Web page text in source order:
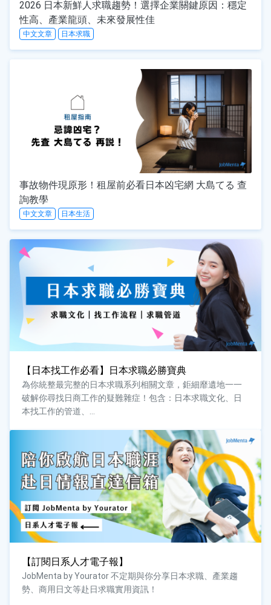
2026 日本新鮮人求職趨勢！選擇企業關鍵原因：穩定
性高、產業龍頭、未來發展性佳
中文文章 日本求職
事故物件現原形！租屋前必看日本凶宅網 大島てる 查
詢教學
中文文章 日本生活
【日本找工作必看】日本求職必勝寶典
為你統整最完整的日本求職系列相關文章，鉅細靡遺地一一
破解你尋找日商工作的疑難雜症！包含：日本求職文化、日
本找工作的管道、...
【訂閱日系人才電子報】
JobMenta by Yourator 不定期與你分享日本求職、產業趨
勢、商用日文等赴日求職實用資訊！